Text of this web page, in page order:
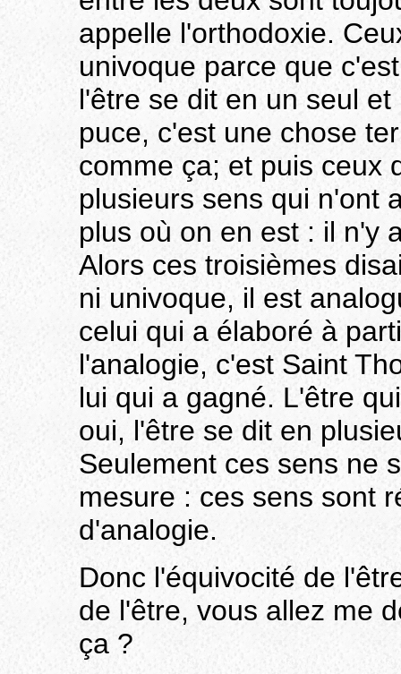
appelle l'orthodoxie.
univoque parce que
l'être se dit en un seul
puce, c'est une chose
comme ça; et puis ceux
plusieurs sens qui n'ont
plus où on en est : il n'y
Alors ces troisièmes
ni univoque, il est
celui qui a élaboré à
l'analogie, c'est Saint
lui qui a gagné. L'être
oui, l'être se dit en
Seulement ces sens ne
mesure : ces sens sont
d'analogie.
Donc l'équivocité de
de l'être, vous allez me
ça ?